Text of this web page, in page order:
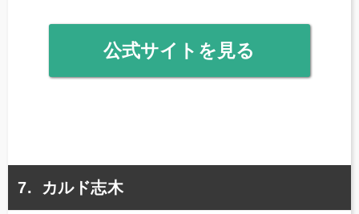
公式サイトを見る
カルド志木